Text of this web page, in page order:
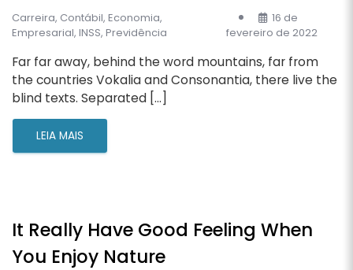
Carreira, Contábil, Economia,
Empresarial, INSS, Previdência
16 de
fevereiro de 2022
Far far away, behind the word mountains, far from
the countries Vokalia and Consonantia, there live the
blind texts. Separated […]
LEIA MAIS
It Really Have Good Feeling When
You Enjoy Nature